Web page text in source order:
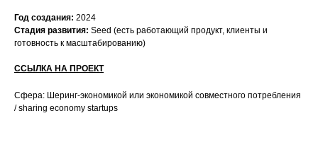
Год создания: 2024
Стадия развития: Seed (есть работающий продукт, клиенты и
готовность к масштабированию)
ССЫЛКА НА ПРОЕКТ
Сфера: Шеринг-экономикой или экономикой совместного потребления
/ sharing economy startups